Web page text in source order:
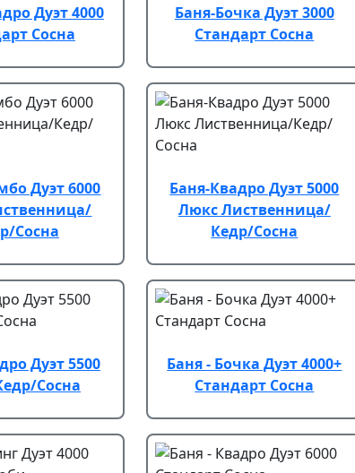
Дуэт 4000
Сосна
Баня-Бочка Дуэт 3000
Стандарт Сосна
Дуэт 6000
Сосна
Баня-Квадро Дуэт 5000
Люкс Лиственница/
Кедр/Сосна
Дуэт 5500
Сосна
Баня - Бочка Дуэт 4000+
Стандарт Сосна